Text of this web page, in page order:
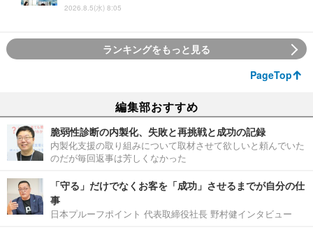
2026.8.5(水) 8:05
ランキングをもっと見る
PageTop
編集部おすすめ
脆弱性診断の内製化、失敗と再挑戦と成功の記録
内製化支援の取り組みについて取材させて欲しいと頼んでいた
のだが毎回返事は芳しくなかった
「守る」だけでなくお客を「成功」させるまでが自分の仕
事
日本プルーフポイント 代表取締役社長 野村健インタビュー